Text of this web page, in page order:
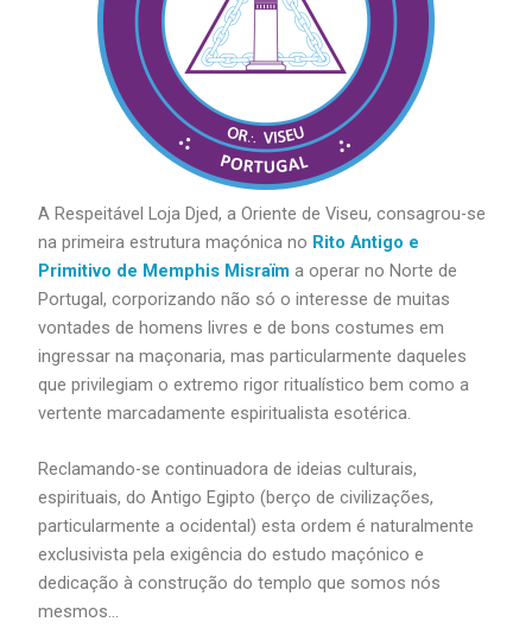
A Respeitável Loja Djed, a Oriente de Viseu, consagrou-se
na primeira estrutura maçónica no Rito Antigo e
Primitivo de Memphis Misraïm a operar no Norte de
Portugal, corporizando não só o interesse de muitas
vontades de homens livres e de bons costumes em
ingressar na maçonaria, mas particularmente daqueles
que privilegiam o extremo rigor ritualístico bem como a
vertente marcadamente espiritualista esotérica.
Reclamando-se continuadora de ideias culturais,
espirituais, do Antigo Egipto (berço de civilizações,
particularmente a ocidental) esta ordem é naturalmente
exclusivista pela exigência do estudo maçónico e
dedicação à construção do templo que somos nós
mesmos…